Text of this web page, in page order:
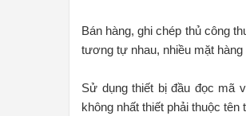
Bán hàng, ghi chép thủ công
tương tự nhau, nhiều mặt
Sử dụng thiết bị đầu đọc mã
không nhất thiết phải thuộc